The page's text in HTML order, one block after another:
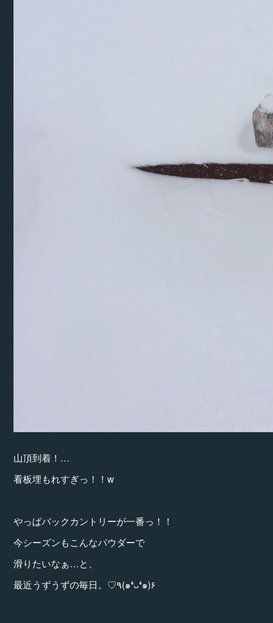
山頂到着！…
看板埋もれすぎっ！！w
やっぱバックカントリーが一番っ！！
今シーズンもこんなパウダーで
滑りたいなぁ…と、
最近うずうずの毎日。♡٩(๑❛ᴗ❛๑)۶